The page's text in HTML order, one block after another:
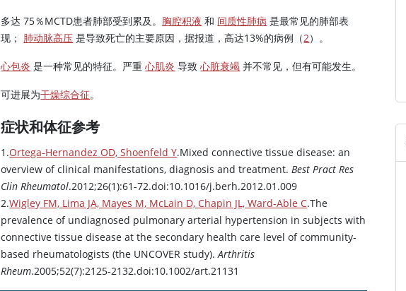
多达 75％MCTD患者肺部受到累及。 胸腔积液 和 间质性肺病 是最常见的肺部表
现； 肺动脉高压 是导致死亡的主要原因，据报道，高达13%的病例（2）。
心包炎 是一种常见的特征。严重心肌炎 导致心脏衰竭 并不常见，但有可能发生。
可进展为干燥综合征。
症状和体征参考
1.Ortega-Hernandez OD, Shoenfeld Y.Mixed connective tissue disease: an
overview of clinical manifestations, diagnosis and treatment.Best Pract Res
Clin Rheumatol.2012;26(1):61-72.doi:10.1016/j.berh.2012.01.009
2.Wigley FM, Lima JA, Mayes M, McLain D, Chapin JL, Ward-Able C.The
prevalence of undiagnosed pulmonary arterial hypertension in subjects with
connective tissue disease at the secondary health care level of community-
based rheumatologists (the UNCOVER study).Arthritis
Rheum.2005;52(7):2125-2132.doi:10.1002/art.21131